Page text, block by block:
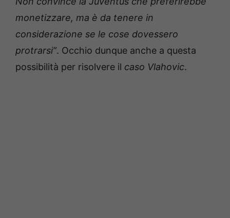
monetizzare, ma è da tenere in
considerazione se le cose dovessero
protrarsi”. Occhio dunque anche a questa
possibilità per risolvere il caso Vlahovic.